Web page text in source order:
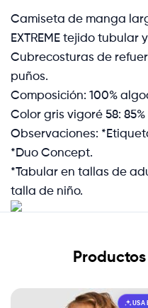
Camiseta de manga
EXTREME tejido
Cubrecosturas de
puños.
Composición: 100%
Color gris vigoré 58:
Observaciones:
*Duo Concept.
*Tabular en tallas de
talla de niño.
USA